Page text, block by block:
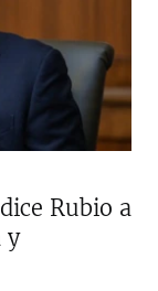
Rubio a
y